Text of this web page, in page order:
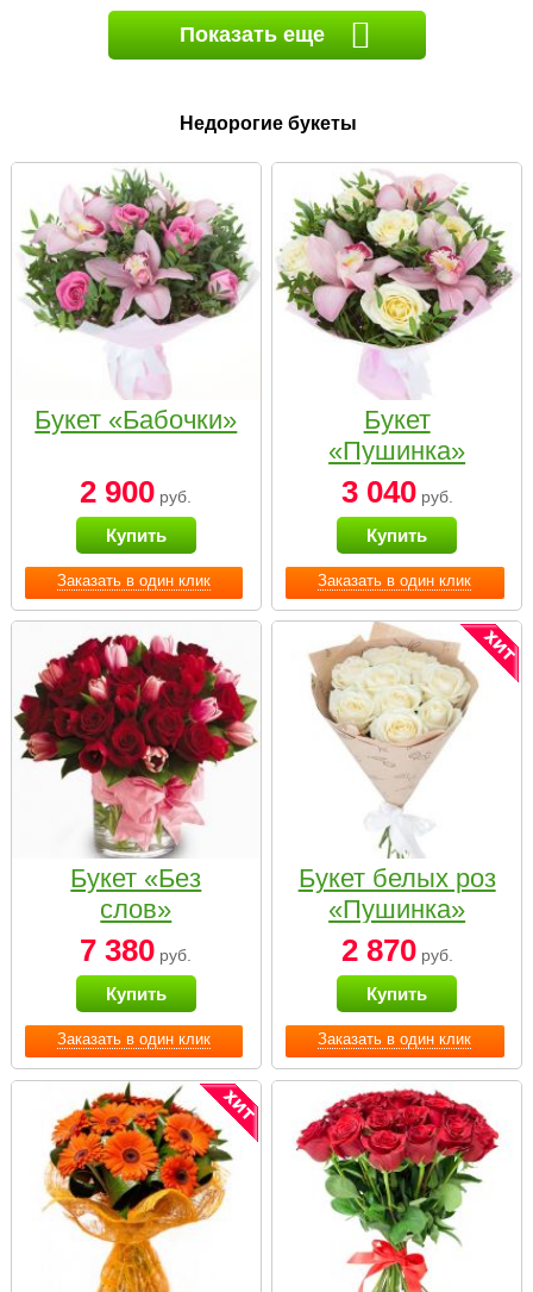
Показать еще
Недорогие букеты
Заказать в один клик
Букет «Бабочки»
2 900 руб.
Купить
Заказать в один клик
Букет
«Пушинка»
3 040руб.
Купить
Заказать в один клик
Букет «Без
слов»
7 380 руб.
Купить
Заказать в один клик
Букет белых роз
«Пушинка»
2 870руб.
Купить